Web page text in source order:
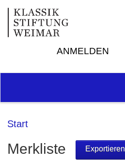
ANMELDEN
Start
Exportieren
Merkliste